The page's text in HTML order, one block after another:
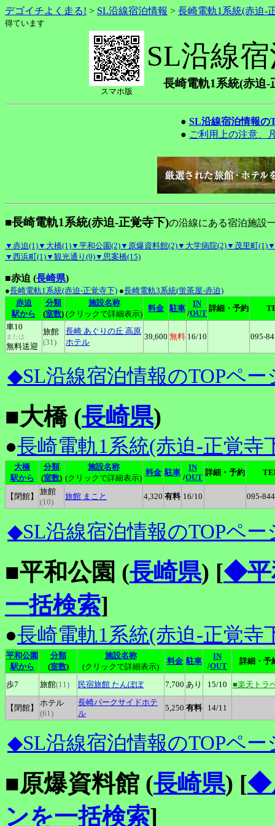
デゴイチよく走る! > SL沿線宿泊情報 > 長崎電軌1系統(赤迫-
得ています
スマホ版
SL沿線
長崎電軌1系統(赤迫-
● SL沿線宿泊情報の
● ご利用上の注意、
■長崎電軌1系統(赤迫-正覚寺下)の沿線にある宿泊施設
▼赤迫(1)▼大橋(1)▼平和公園(2)▼原爆資料館(2)▼大学病院(2)▼茂里町(1)▼
▼西浜町(1)▼観光通り(9)▼思案橋(15)
■赤迫 (長崎県)
●長崎電軌1系統(赤迫-正覚寺下) ●長崎電軌3系統(蛍茶屋-赤迫)
赤迫
駅から
分類
(室数)
施設名称
(クリックで詳細表示)
料金 駐車
IN
/OUT
詳細・予約
車10
または
無料送迎
旅館
(31)
長崎 あぐりの丘 高原
ホテル
39,600 無料 16/10 095-
◆SL沿線宿泊情報のTOPペー
■大橋 (長崎県)
●長崎電軌1系統(赤迫-正覚寺
大橋
駅から
分類
(室数)
施設名称
(クリックで詳細表示)
料金 駐車
IN
/OUT
詳細・予約
【閉館】
旅館
(10)
旅館 まこと 4,320 有料 16/10 095-
◆SL沿線宿泊情報のTOPペー
■平和公園 (長崎県) [◆平
一括検索]
●長崎電軌1系統(赤迫-正覚寺
平和公園
駅から
分類
(室数)
施設名称
(クリックで詳細表示)
料金 駐車
IN
/OUT
詳細・予
歩7 旅館(11) 民宿旅館 たんぽぽ 7,700 あり 15/10 ■楽天トラ
【閉館】
ホテル
(61)
長崎パークサイドホテ
ル
5,250 有料 14/11
◆SL沿線宿泊情報のTOPペー
■原爆資料館 (長崎県) [◆
ンを一括検索]